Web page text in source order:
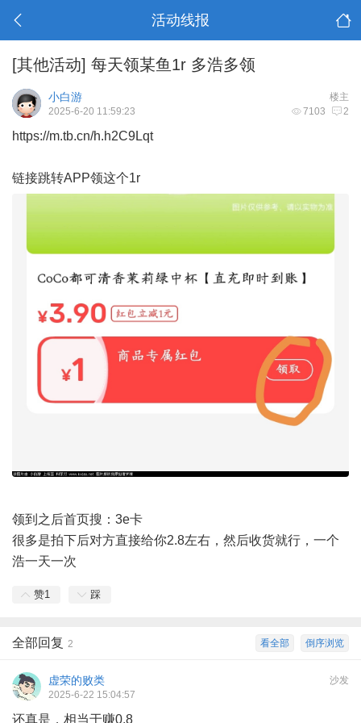
活动线报
[其他活动] 每天领某鱼1r 多浩多领
楼主
小白游
7103 2
2025-6-20 11:59:23
https://m.tb.cn/h.h2C9Lqt
链接跳转APP领这个1r
领到之后首页搜：3e卡
很多是拍下后对方直接给你2.8左右，然后收货就行，一个
浩一天一次
赞1 踩
倒序浏览
看全部
全部回复 2
沙发
虚荣的败类
2025-6-22 15:04:57
还真是，相当于赚0.8